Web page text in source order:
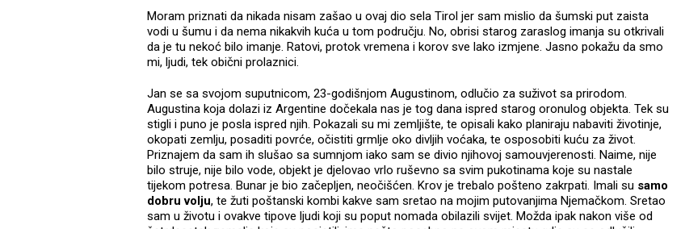
Moram priznati da nikada nisam zašao u ovaj dio sela Tirol jer sam mislio da šumski put zaista
vodi u šumu i da nema nikakvih kuća u tom području. No, obrisi starog zaraslog imanja su otkrivali
da je tu nekoć bilo imanje. Ratovi, protok vremena i korov sve lako izmjene. Jasno pokažu da smo
mi, ljudi, tek obični prolaznici.
Jan se sa svojom suputnicom, 23-godišnjom Augustinom, odlučio za suživot sa prirodom.
Augustina koja dolazi iz Argentine dočekala nas je tog dana ispred starog oronulog objekta. Tek su
stigli i puno je posla ispred njih. Pokazali su mi zemljište, te opisali kako planiraju nabaviti životinje,
okopati zemlju, posaditi povrće, očistiti grmlje oko divljih voćaka, te osposobiti kuću za život.
Priznajem da sam ih slušao sa sumnjom iako sam se divio njihovoj samouvjerenosti. Naime, nije
bilo struje, nije bilo vode, objekt je djelovao vrlo ruševno sa svim pukotinama koje su nastale
tijekom potresa. Bunar je bio začepljen, neočišćen. Krov je trebalo pošteno zakrpati. Imali su samo
dobru volju, te žuti poštanski kombi kakve sam sretao na mojim putovanjima Njemačkom. Sretao
sam u životu i ovakve tipove ljudi koji su poput nomada obilazili svijet. Možda ipak nakon više od